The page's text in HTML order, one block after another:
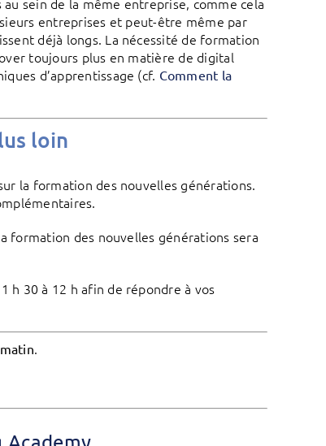
entreprises et peut-être même par
déjà longs. La nécessité de formation
toujours plus en matière de digital
d’apprentissage (cf. Comment la
loin
la formation des nouvelles générations.
formation des nouvelles générations sera
h 30 à 12 h afin de répondre à vos
.